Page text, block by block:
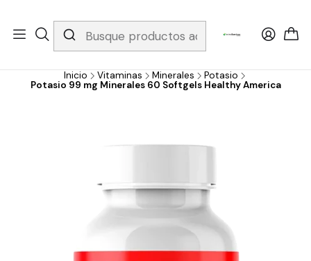
Whatsapp 3229079958/ Fijo 6019251796 / Envios a todo el país y
gratis apartir de 199.000!
Inicio Vitaminas Minerales
Potasio
Potasio 99 mg Minerales 60 Softgels Healthy America